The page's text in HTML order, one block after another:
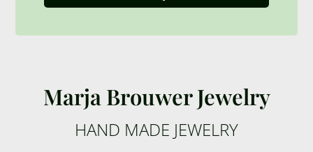
Marja Brouwer Jewelry
HAND MADE JEWELRY